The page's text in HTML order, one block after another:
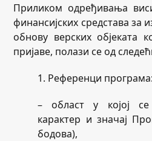
Приликом одређивања
финансијских средстава за
обнову верских објеката
пријаве, полази се од
1. Референци програма:
– област у којој се
карактер и значај
бодова),